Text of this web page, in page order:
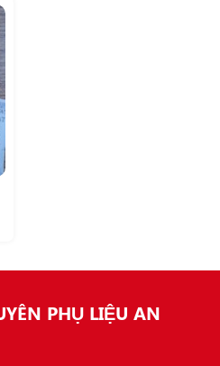
PHỤ LIỆU AN